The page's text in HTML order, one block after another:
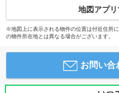
地図アプリ
※地図上に表示される物件の位置は付近住所
の物件所在地とは異なる場合がございます。
お問い合